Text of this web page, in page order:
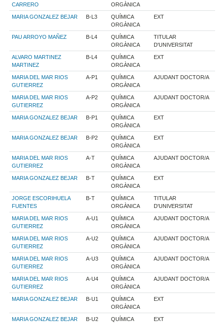
CARRERO
ORGÀNICA
MARIA GONZALEZ BEJAR B-L3
QUÍMICA
ORGÀNICA
EXT
PAU ARROYO MAÑEZ B-L4
QUÍMICA
ORGÀNICA
TITULAR
D'UNIVERSITAT
ALVARO MARTINEZ
MARTINEZ
B-L4
QUÍMICA
ORGÀNICA
EXT
MARIA DEL MAR RIOS
GUTIERREZ
A-P1
QUÍMICA
ORGÀNICA
AJUDANT DOCTOR/A
MARIA DEL MAR RIOS
GUTIERREZ
A-P2
QUÍMICA
ORGÀNICA
AJUDANT DOCTOR/A
MARIA GONZALEZ BEJAR B-P1
QUÍMICA
ORGÀNICA
EXT
MARIA GONZALEZ BEJAR B-P2
QUÍMICA
ORGÀNICA
EXT
MARIA DEL MAR RIOS
GUTIERREZ
A-T
QUÍMICA
ORGÀNICA
AJUDANT DOCTOR/A
MARIA GONZALEZ BEJAR B-T
QUÍMICA
ORGÀNICA
EXT
JORGE ESCORIHUELA
FUENTES
B-T
QUÍMICA
ORGÀNICA
TITULAR
D'UNIVERSITAT
MARIA DEL MAR RIOS
GUTIERREZ
A-U1
QUÍMICA
ORGÀNICA
AJUDANT DOCTOR/A
MARIA DEL MAR RIOS
GUTIERREZ
A-U2
QUÍMICA
ORGÀNICA
AJUDANT DOCTOR/A
MARIA DEL MAR RIOS
GUTIERREZ
A-U3
QUÍMICA
ORGÀNICA
AJUDANT DOCTOR/A
MARIA DEL MAR RIOS
GUTIERREZ
A-U4
QUÍMICA
ORGÀNICA
AJUDANT DOCTOR/A
MARIA GONZALEZ BEJAR B-U1
QUÍMICA
ORGÀNICA
EXT
MARIA GONZALEZ BEJAR B-U2
QUÍMICA
EXT